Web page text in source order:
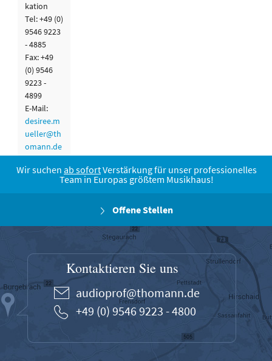
kation
Tel: +49 (0)
9546 9223
- 4885
Fax: +49
(0) 9546
9223 -
4899
E-Mail:
desiree.m
ueller@th
omann.de
Wir suchen ab sofortVerstärkung für unser professionelles
Team in Europas größtem Musikhaus!
Offene Stellen
Kontaktieren Sie uns
audioprof@thomann.de
+49 (0) 9546 9223 - 4800